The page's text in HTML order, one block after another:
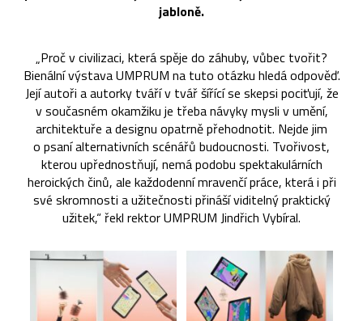
jabloně.
„Proč v civilizaci, která spěje do záhuby, vůbec tvořit?
Bienální výstava UMPRUM na tuto otázku hledá odpověď.
Její autoři a autorky tváří v tvář šířící se skepsi pociťují, že
v současném okamžiku je třeba návyky mysli v umění,
architektuře a designu opatrně přehodnotit. Nejde jim
o psaní alternativních scénářů budoucnosti. Tvořivost,
kterou upřednostňují, nemá podobu spektakulárních
heroických činů, ale každodenní mravenčí práce, která i při
své skromnosti a užitečnosti přináší viditelný praktický
užitek,“ řekl rektor UMPRUM Jindřich Vybíral.